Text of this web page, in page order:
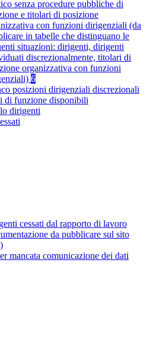
senza procedure pubbliche di
e titolari di posizione
con funzioni dirigenziali (da
in tabelle che distinguano le
situazioni: dirigenti, dirigenti
discrezionalmente, titolari di
organizzativa con funzioni
6
posizioni dirigenziali discrezionali
di funzione disponibili
dirigenti
cessati dal rapporto di lavoro
da pubblicare sul sito
mancata comunicazione dei dati